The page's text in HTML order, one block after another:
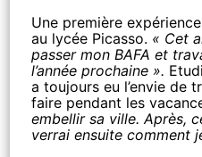
Une première
au lycée Picasso. « Cet
passer mon BAFA et
l’année prochaine ».
a toujours eu l’envie de
faire pendant les
embellir sa ville. Après,
verrai ensuite comment